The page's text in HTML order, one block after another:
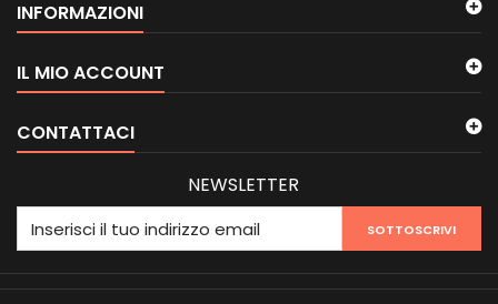
INFORMAZIONI
IL MIO ACCOUNT
CONTATTACI
NEWSLETTER
SOTTOSCRIVI